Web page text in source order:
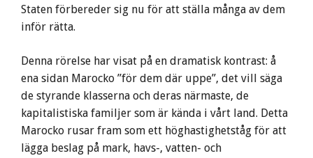
Staten förbereder sig nu för att ställa många av dem
inför rätta.
Denna rörelse har visat på en dramatisk kontrast: å
ena sidan Marocko ”för dem där uppe”, det vill säga
de styrande klasserna och deras närmaste, de
kapitalistiska familjer som är kända i vårt land. Detta
Marocko rusar fram som ett höghastighetståg för att
lägga beslag på mark, havs-, vatten- och